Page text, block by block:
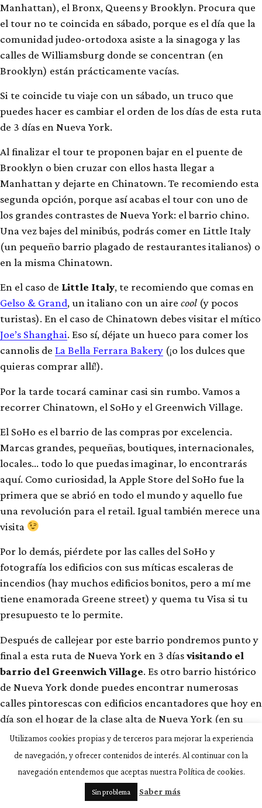
Manhattan), el Bronx, Queens y Brooklyn. Procura que
el tour no te coincida en sábado, porque es el día que la
comunidad judeo-ortodoxa asiste a la sinagoga y las
calles de Williamsburg donde se concentran (en
Brooklyn) están prácticamente vacías.
Si te coincide tu viaje con un sábado, un truco que
puedes hacer es cambiar el orden de los días de esta ruta
de 3 días en Nueva York.
Al finalizar el tour te proponen bajar en el puente de
Brooklyn o bien cruzar con ellos hasta llegar a
Manhattan y dejarte en Chinatown. Te recomiendo esta
segunda opción, porque así acabas el tour con uno de
los grandes contrastes de Nueva York: el barrio chino.
Una vez bajes del minibús, podrás comer en Little Italy
(un pequeño barrio plagado de restaurantes italianos) o
en la misma Chinatown.
En el caso de Little Italy, te recomiendo que comas en
Gelso & Grand, un italiano con un aire cool (y pocos
turistas). En el caso de Chinatown debes visitar el mítico
Joe’s Shanghai. Eso sí, déjate un hueco para comer los
cannolis de La Bella Ferrara Bakery (¡o los dulces que
quieras comprar allí!).
Por la tarde tocará caminar casi sin rumbo. Vamos a
recorrer Chinatown, el SoHo y el Greenwich Village.
El SoHo es el barrio de las compras por excelencia.
Marcas grandes, pequeñas, boutiques, internacionales,
locales… todo lo que puedas imaginar, lo encontrarás
aquí. Como curiosidad, la Apple Store del SoHo fue la
primera que se abrió en todo el mundo y aquello fue
una revolución para el retail. Igual también merece una
visita
Por lo demás, piérdete por las calles del SoHo y
fotografía los edificios con sus míticas escaleras de
incendios (hay muchos edificios bonitos, pero a mí me
tiene enamorada Greene street) y quema tu Visa si tu
presupuesto te lo permite.
Después de callejear por este barrio pondremos punto y
final a esta ruta de Nueva York en 3 díasvisitando el
barrio del Greenwich Village. Es otro barrio histórico
de Nueva York donde puedes encontrar numerosas
calles pintorescas con edificios encantadores que hoy en
día son el hogar de la clase alta de Nueva York (en su
mayoría). Puedes acercarte hasta elapartamento de
Friends
dando un paseo, pasando también por el
apartamento de Carrie Bradshaw
de Sexo en Nueva
Utilizamos cookies propias y de terceros para mejorar la experiencia
de navegación, y ofrecer contenidos de interés. Al continuar con la
navegación entendemos que aceptas nuestra Política de cookies.
Sin problema Saber más